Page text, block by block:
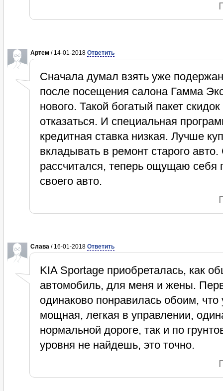
Артем / 14-01-2018 Ответить
Сначала думал взять уже
после посещения салона Гамма
нового. Такой богатый пакет
отказаться. И специальная
кредитная ставка низкая. Лучше
вкладывать в ремонт старого
рассчитался, теперь ощущаю
своего авто.
Слава / 16-01-2018 Ответить
KIA Sportage приобреталась, как
автомобиль, для меня и жены.
одинаково понравилась обоим,
мощная, легкая в управлении,
нормальной дороге, так и по
уровня не найдешь, это точно.